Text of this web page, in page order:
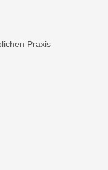
Praxis